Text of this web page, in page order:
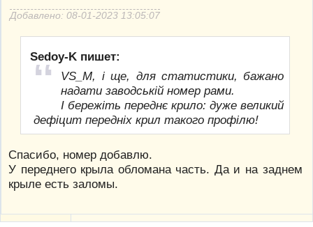
Добавлено: 08-01-2023 13:05:07
Sedoy-K пишет:
VS_M, і ще, для статистики, бажано
надати заводській номер рами.
І бережіть переднє крило: дуже великий
дефіцит передніх крил такого профілю!
Спасибо, номер добавлю.
У переднего крыла обломана часть. Да и на заднем
крыле есть заломы.